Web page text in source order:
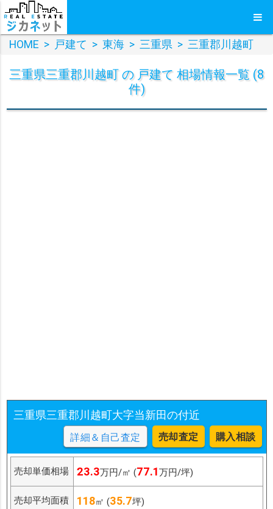
HOME > 戸建て > 東海 > 三重県 > 三重郡川越町
三重県三重郡川越町 の 戸建て 相場情報一覧 (8
件)
三重県三重郡川越町大字当新田の付近
詳細＆自己査定 売却査定 購入相談
売却単価相場 23.3万円/㎡ (77.1万円/坪)
売却平均面積 118㎡ (35.7坪)